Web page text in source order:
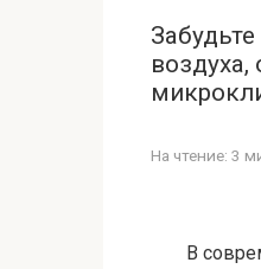
На чтение: 3
В